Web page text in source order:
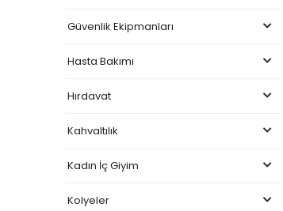
Güvenlik Ekipmanları
Hasta Bakımı
Hırdavat
Kahvaltılık
Kadın İç Giyim
Kolyeler